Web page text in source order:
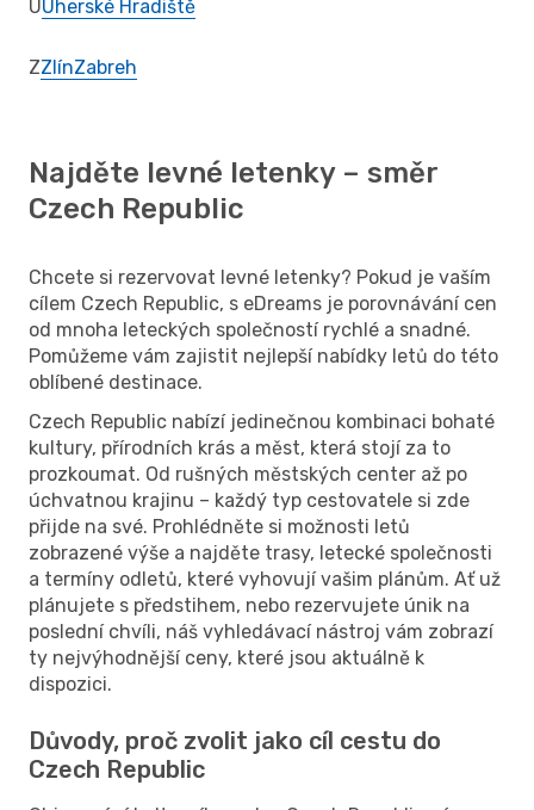
UUherské Hradiště
ZZlínZabreh
Najděte levné letenky – směr
Czech Republic
Chcete si rezervovat levné letenky? Pokud je vaším
cílem Czech Republic, s eDreams je porovnávání cen
od mnoha leteckých společností rychlé a snadné.
Pomůžeme vám zajistit nejlepší nabídky letů do této
oblíbené destinace.
Czech Republic nabízí jedinečnou kombinaci bohaté
kultury, přírodních krás a měst, která stojí za to
prozkoumat. Od rušných městských center až po
úchvatnou krajinu – každý typ cestovatele si zde
přijde na své. Prohlédněte si možnosti letů
zobrazené výše a najděte trasy, letecké společnosti
a termíny odletů, které vyhovují vašim plánům. Ať už
plánujete s předstihem, nebo rezervujete únik na
poslední chvíli, náš vyhledávací nástroj vám zobrazí
ty nejvýhodnější ceny, které jsou aktuálně k
dispozici.
Důvody, proč zvolit jako cíl cestu do
Czech Republic